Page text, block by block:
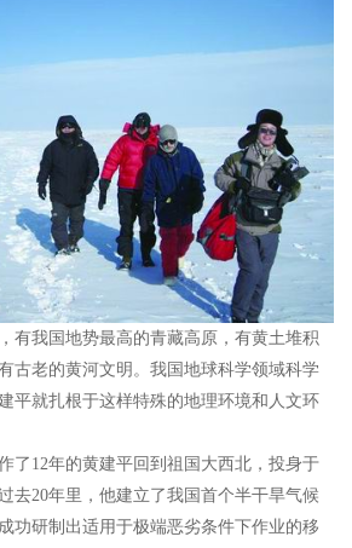
我国地势最高的青藏高原，有黄土堆积
古老的黄河文明。我国地球科学领域科学
平就扎根于这样特殊的地理环境和人文环
12年的黄建平回到祖国大西北，投身于
去20年里，他建立了我国首个半干旱气候
功研制出适用于极端恶劣条件下作业的移